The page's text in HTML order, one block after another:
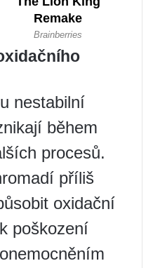
nestabilní
během
procesů.
příliš
oxidační
poškození